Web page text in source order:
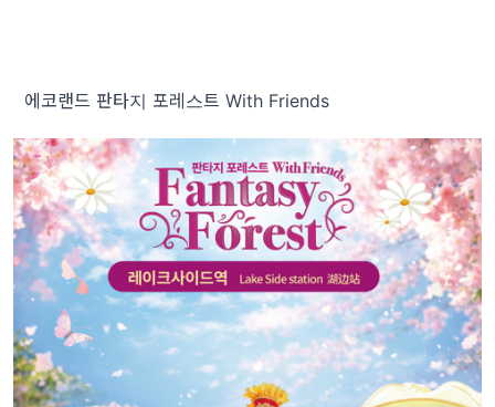
에코랜드 판타지 포레스트 With Friends